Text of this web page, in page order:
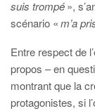
suis trompé»,
scénario «m’a
Entre respect de
propos – en
montrant que la
protagonistes, si